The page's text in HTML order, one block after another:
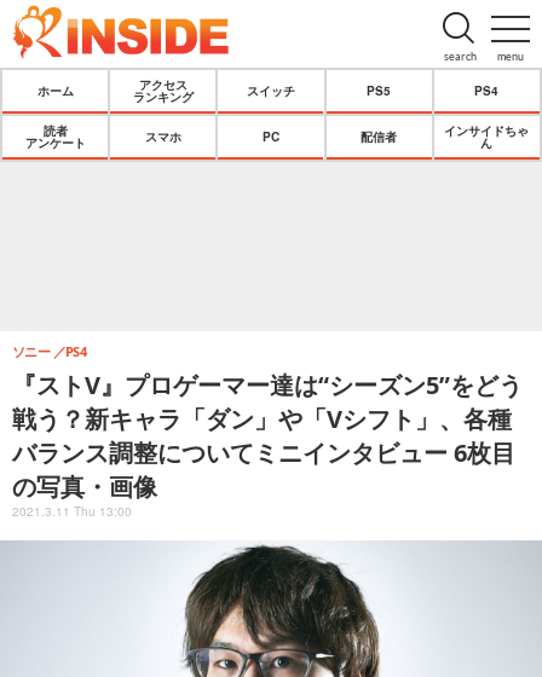
menu
search
ホーム
アクセス
ランキング
スイッチ PS5 PS4
読者
アンケート
スマホ PC 配信者
インサイドちゃ
ん
『ストV』プロゲーマー達は“シーズン5”をどう
戦う？新キャラ「ダン」や「Vシフト」、各種
バランス調整についてミニインタビュー 6枚目
の写真・画像
ソニー PS4
2021.3.11 Thu 13:00